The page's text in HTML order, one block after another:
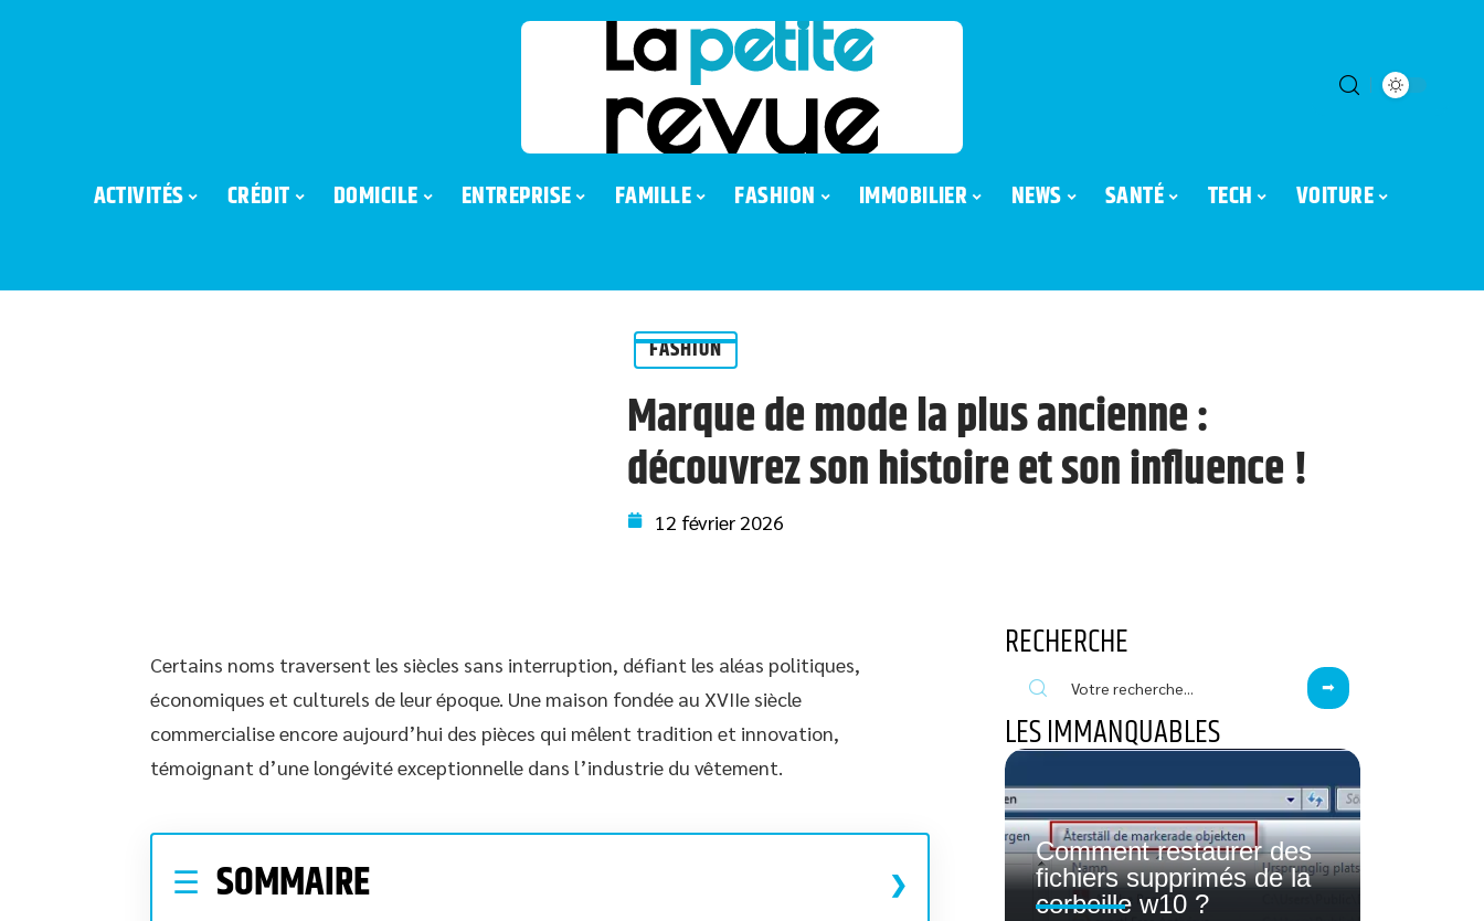
ACTIVITÉS CRÉDIT DOMICILE ENTREPRISE FAMILLE FASHION IMMOBILIER NEWS SANTÉ TECH VOITURE
FASHION
Marque de mode la plus ancienne :
découvrez son histoire et son influence !
12 février 2026
Certains noms traversent les siècles sans interruption, défiant les aléas politiques,
économiques et culturels de leur époque. Une maison fondée au XVIIe siècle
commercialise encore aujourd’hui des pièces qui mêlent tradition et innovation,
témoignant d’une longévité exceptionnelle dans l’industrie du vêtement.
SOMMAIRE
RECHERCHE
LES IMMANQUABLES
Comment restaurer des
fichiers supprimés de la
corbeille w10 ?